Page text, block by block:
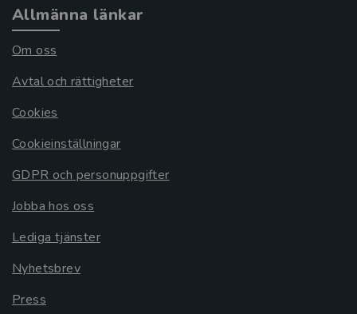
Allmänna länkar
Om oss
Avtal och rättigheter
Cookies
Cookieinställningar
GDPR och personuppgifter
Jobba hos oss
Lediga tjänster
Nyhetsbrev
Press